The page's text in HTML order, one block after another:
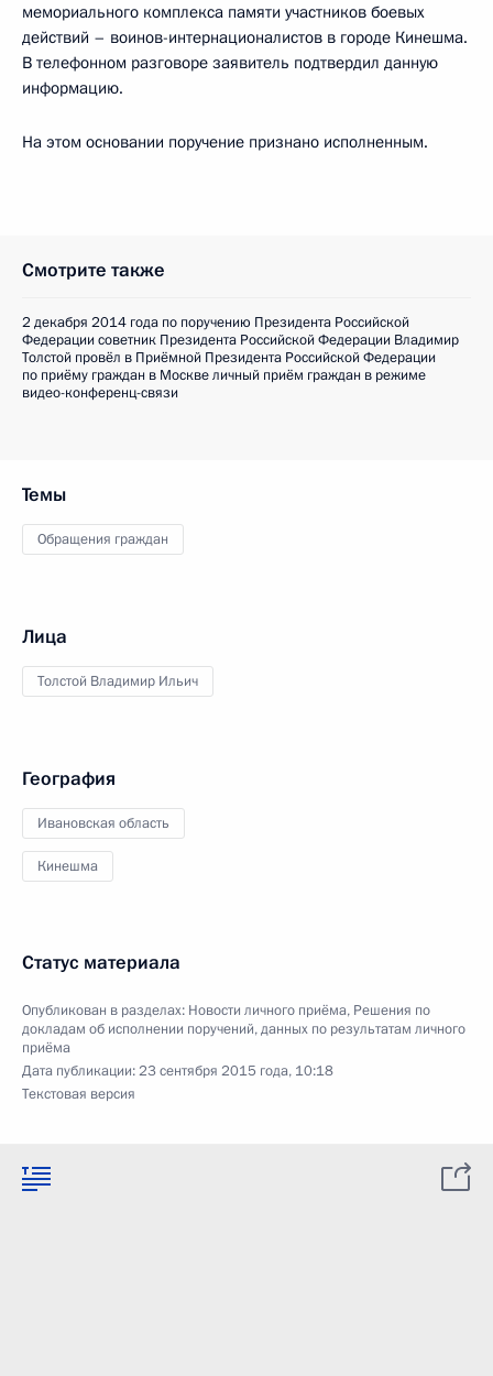
мемориального комплекса памяти участников боевых
действий – воинов-интернационалистов в городе Кинешма.
В телефонном разговоре заявитель подтвердил данную
информацию.
На этом основании поручение признано исполненным.
Смотрите также
2 декабря 2014 года по поручению Президента Российской
Федерации советник Президента Российской Федерации Владимир
Толстой провёл в Приёмной Президента Российской Федерации
по приёму граждан в Москве личный приём граждан в режиме
видео-конференц-связи
Темы
Обращения граждан
Лица
Толстой Владимир Ильич
География
Ивановская область
Кинешма
Статус материала
Опубликован в разделах: Новости личного приёма, Решения по
докладам об исполнении поручений, данных по результатам личного
приёма
Дата публикации:23 сентября 2015 года, 10:18
Текстовая версия